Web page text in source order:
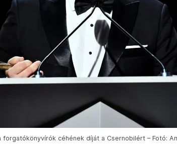
forgatókönyvírók céhének díját a Csernobilért – Fotó: